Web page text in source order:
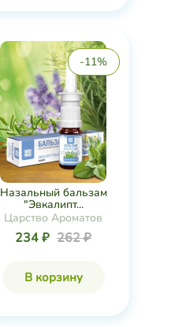
-11%
Назальный бальзам
"Эвкалипт...
Царство Ароматов
234 ₽ 262 ₽
В корзину